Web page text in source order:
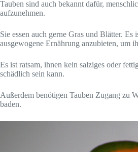
Tauben sind auch bekannt dafür,
aufzunehmen.
Sie essen auch gerne Gras und Blätter.
ausgewogene Ernährung anzubieten, um
Es ist ratsam, ihnen kein salziges oder
schädlich sein kann.
Außerdem benötigen Tauben Zugang zu
baden.